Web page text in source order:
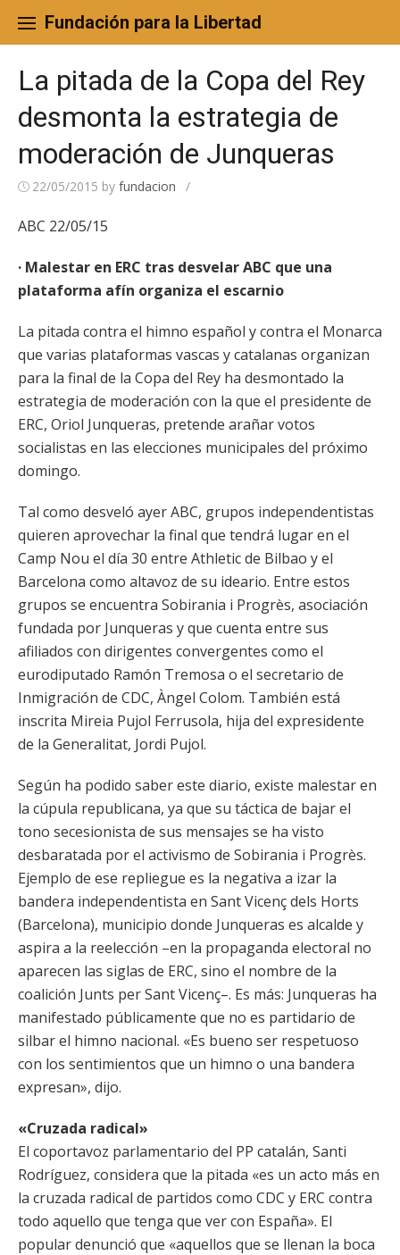
content
Fundación para la Libertad
La pitada de la Copa del Rey
desmonta la estrategia de
moderación de Junqueras
22/05/2015 by fundacion /
ABC 22/05/15
· Malestar en ERC tras desvelar ABC que una
plataforma afín organiza el escarnio
La pitada contra el himno español y contra el Monarca
que varias plataformas vascas y catalanas organizan
para la final de la Copa del Rey ha desmontado la
estrategia de moderación con la que el presidente de
ERC, Oriol Junqueras, pretende arañar votos
socialistas en las elecciones municipales del próximo
domingo.
Tal como desveló ayer ABC, grupos independentistas
quieren aprovechar la final que tendrá lugar en el
Camp Nou el día 30 entre Athletic de Bilbao y el
Barcelona como altavoz de su ideario. Entre estos
grupos se encuentra Sobirania i Progrès, asociación
fundada por Junqueras y que cuenta entre sus
afiliados con dirigentes convergentes como el
eurodiputado Ramón Tremosa o el secretario de
Inmigración de CDC, Àngel Colom. También está
inscrita Mireia Pujol Ferrusola, hija del expresidente
de la Generalitat, Jordi Pujol.
Según ha podido saber este diario, existe malestar en
la cúpula republicana, ya que su táctica de bajar el
tono secesionista de sus mensajes se ha visto
desbaratada por el activismo de Sobirania i Progrès.
Ejemplo de ese repliegue es la negativa a izar la
bandera independentista en Sant Vicenç dels Horts
(Barcelona), municipio donde Junqueras es alcalde y
aspira a la reelección –en la propaganda electoral no
aparecen las siglas de ERC, sino el nombre de la
coalición Junts per Sant Vicenç–. Es más: Junqueras ha
manifestado públicamente que no es partidario de
silbar el himno nacional. «Es bueno ser respetuoso
con los sentimientos que un himno o una bandera
expresan», dijo.
«Cruzada radical»
El coportavoz parlamentario del PP catalán, Santi
Rodríguez, considera que la pitada «es un acto más en
la cruzada radical de partidos como CDC y ERC contra
todo aquello que tenga que ver con España». El
popular denunció que «aquellos que se llenan la boca